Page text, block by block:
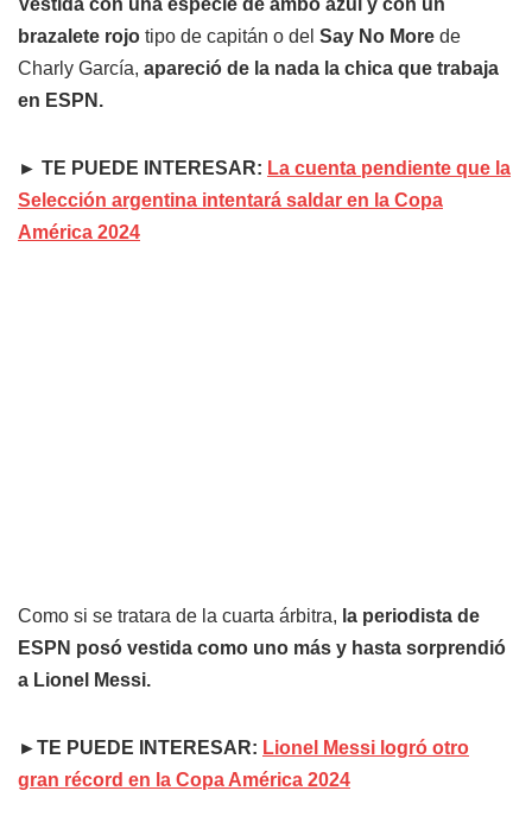
Vestida con una especie de ambo azul y con un
brazalete rojo tipo de capitán o del Say No More de
Charly García, apareció de la nada la chica que trabaja
en ESPN.
► TE PUEDE INTERESAR: La cuenta pendiente que la
Selección argentina intentará saldar en la Copa
América 2024
Como si se tratara de la cuarta árbitra, la periodista de
ESPN posó vestida como uno más y hasta sorprendió
a Lionel Messi.
►TE PUEDE INTERESAR: Lionel Messi logró otro
gran récord en la Copa América 2024